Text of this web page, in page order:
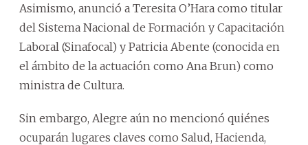
Asimismo, anunció a Teresita O’Hara como titular
del Sistema Nacional de Formación y Capacitación
Laboral (Sinafocal) y Patricia Abente (conocida en
el ámbito de la actuación como Ana Brun) como
ministra de Cultura.
Sin embargo, Alegre aún no mencionó quiénes
ocuparán lugares claves como Salud, Hacienda,